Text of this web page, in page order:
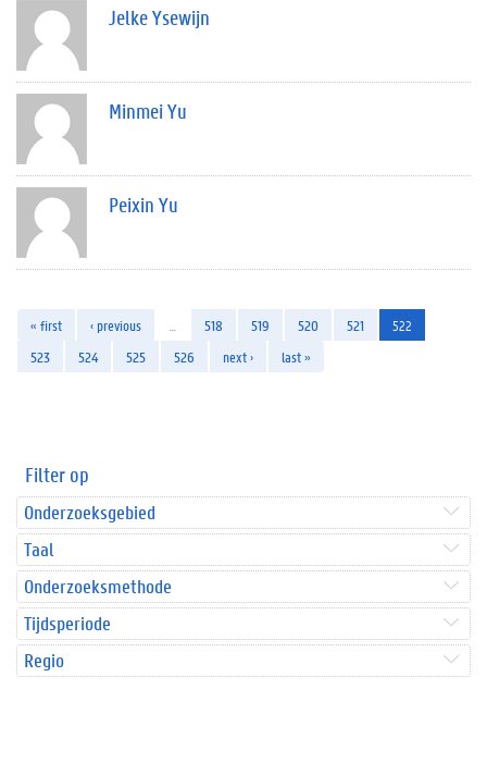
Jelke Ysewijn
Minmei Yu
Peixin Yu
« first ‹ previous 518 519 520 521
522
523
524 525 526 next › last »
Filter op
Onderzoeksgebied
Taal
Onderzoeksmethode
Tijdsperiode
Regio